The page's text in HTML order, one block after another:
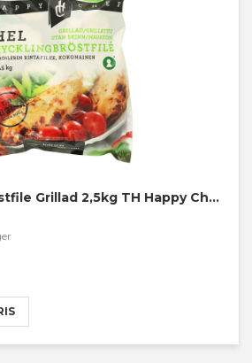
Frys Kycklingbröstfile Grillad 2,5kg TH Happy Chef